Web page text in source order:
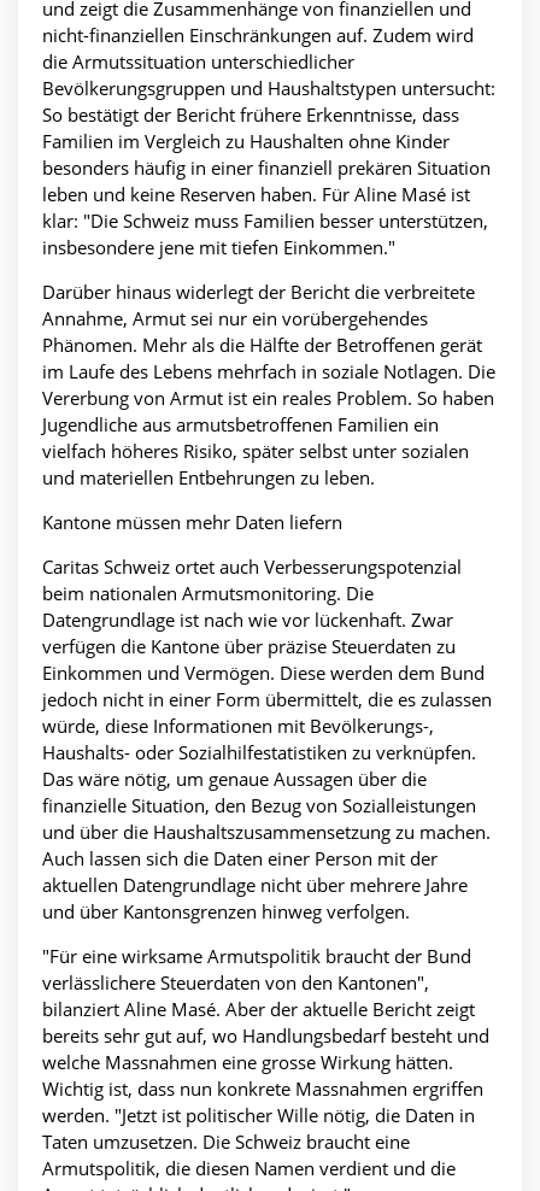
und zeigt die Zusammenhänge von finanziellen und
nicht-finanziellen Einschränkungen auf. Zudem wird
die Armutssituation unterschiedlicher
Bevölkerungsgruppen und Haushaltstypen untersucht:
So bestätigt der Bericht frühere Erkenntnisse, dass
Familien im Vergleich zu Haushalten ohne Kinder
besonders häufig in einer finanziell prekären Situation
leben und keine Reserven haben. Für Aline Masé ist
klar: "Die Schweiz muss Familien besser unterstützen,
insbesondere jene mit tiefen Einkommen."
Darüber hinaus widerlegt der Bericht die verbreitete
Annahme, Armut sei nur ein vorübergehendes
Phänomen. Mehr als die Hälfte der Betroffenen gerät
im Laufe des Lebens mehrfach in soziale Notlagen. Die
Vererbung von Armut ist ein reales Problem. So haben
Jugendliche aus armutsbetroffenen Familien ein
vielfach höheres Risiko, später selbst unter sozialen
und materiellen Entbehrungen zu leben.
Kantone müssen mehr Daten liefern
Caritas Schweiz ortet auch Verbesserungspotenzial
beim nationalen Armutsmonitoring. Die
Datengrundlage ist nach wie vor lückenhaft. Zwar
verfügen die Kantone über präzise Steuerdaten zu
Einkommen und Vermögen. Diese werden dem Bund
jedoch nicht in einer Form übermittelt, die es zulassen
würde, diese Informationen mit Bevölkerungs-,
Haushalts- oder Sozialhilfestatistiken zu verknüpfen.
Das wäre nötig, um genaue Aussagen über die
finanzielle Situation, den Bezug von Sozialleistungen
und über die Haushaltszusammensetzung zu machen.
Auch lassen sich die Daten einer Person mit der
aktuellen Datengrundlage nicht über mehrere Jahre
und über Kantonsgrenzen hinweg verfolgen.
"Für eine wirksame Armutspolitik braucht der Bund
verlässlichere Steuerdaten von den Kantonen",
bilanziert Aline Masé. Aber der aktuelle Bericht zeigt
bereits sehr gut auf, wo Handlungsbedarf besteht und
welche Massnahmen eine grosse Wirkung hätten.
Wichtig ist, dass nun konkrete Massnahmen ergriffen
werden. "Jetzt ist politischer Wille nötig, die Daten in
Taten umzusetzen. Die Schweiz braucht eine
Armutspolitik, die diesen Namen verdient und die